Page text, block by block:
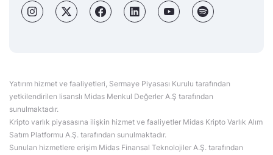
Yatırım hizmet ve faaliyetleri, Sermaye Piyasası Kurulu tarafından
yetkilendirilen lisanslı Midas Menkul Değerler A.Ş tarafından
sunulmaktadır.
Kripto varlık piyasasına ilişkin hizmet ve faaliyetler Midas Kripto Varlık Alım
Satım Platformu A.Ş. tarafından sunulmaktadır.
Sunulan hizmetlere erişim Midas Finansal Teknolojiler A.Ş. tarafından